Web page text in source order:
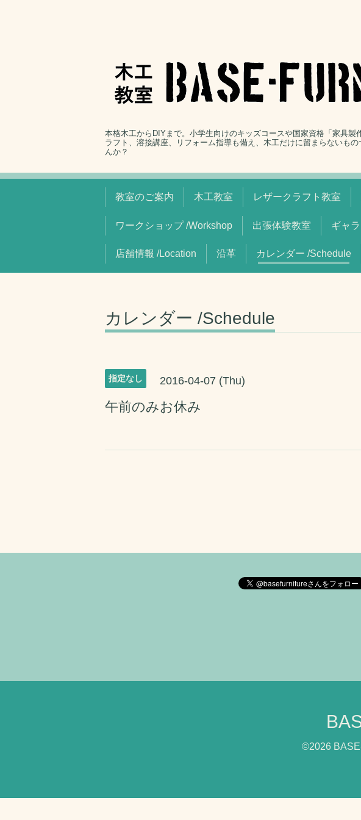
本格木工からDIYまで。小学生向けのキッズコースや国家資格「家具
ラフト、溶接講座、リフォーム指導も備え、木工だけに留まらないも
んか？
教室のご案内 木工教室 レザークラフト教室
ワークショップ /Workshop 出張体験教室 ギャ
店舗情報 /Location 沿革 カレンダー /Schedule
カレンダー /Schedule
指定なし 2016-04-07 (Thu)
午前のみお休み
©2026